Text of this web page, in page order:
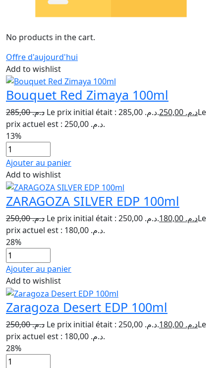
No products in the cart.
Offre d'aujourd'hui
Add to wishlist
Bouquet Red Zimaya 100ml
د.م.285,00 Le prix initial était : د.م. 285,00. د.م.Le
prix actuel est : د.م. 250,00.
13%
Ajouter au panier
Add to wishlist
ZARAGOZA SILVER EDP 100ml
د.م.250,00 Le prix initial était : د.م. 250,00. د.م.Le
prix actuel est : د.م. 180,00.
28%
Ajouter au panier
Add to wishlist
Zaragoza Desert EDP 100ml
د.م.250,00 Le prix initial était : د.م. 250,00. د.م.Le
prix actuel est : د.م. 180,00.
28%